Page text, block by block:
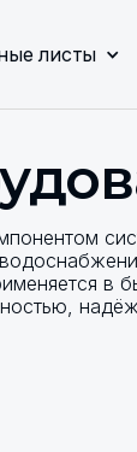
листы
в